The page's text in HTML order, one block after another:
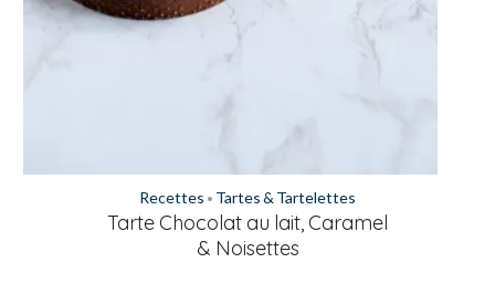
Recettes • Tartes & Tartelettes
Tarte Chocolat au lait, Caramel
& Noisettes